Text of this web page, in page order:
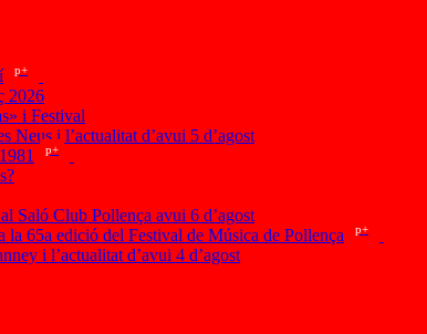
p+
2026
i Festival
Neus i l’actualitat d’avui 5 d’agost
p+
Saló Club Pollença avui 6 d’agost
65a edició del Festival de Música de Pollença
p+
i l’actualitat d’avui 4 d’agost